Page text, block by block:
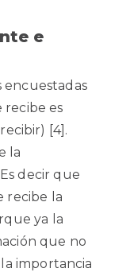
e
encuestadas
es
[4].
la
decir que
recibe la
ya la
que no
importancia